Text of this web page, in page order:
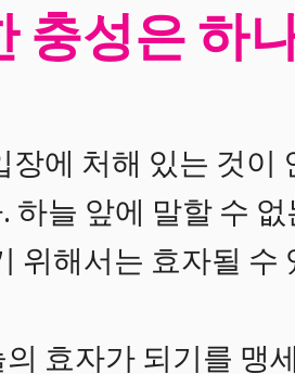
충성은 하
에 처해 있는 것이
늘 앞에 말할 수
위해서는 효자될 수
효자가 되기를 맹